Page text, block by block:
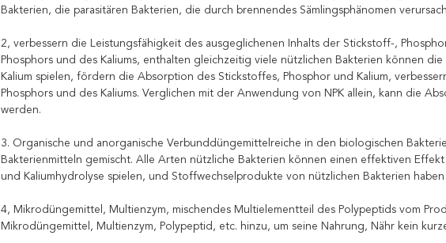
Bakterien, die parasitären Bakterien, die durch brennendes Sämlingsphänomen
2, verbessern die Leistungsfähigkeit des ausgeglichenen Inhalts der Stickstoff-,
Phosphors und des Kaliums, enthalten gleichzeitig viele nützlichen Bakterien können
Kalium spielen, fördern die Absorption des Stickstoffes, Phosphor und Kalium,
Phosphors und des Kaliums. Verglichen mit der Anwendung von NPK allein, kann die
werden.
3. Organische und anorganische Verbunddüngemittelreiche in den biologischen
Bakterienmitteln gemischt. Alle Arten nützliche Bakterien können einen effektiven
und Kaliumhydrolyse spielen, und Stoffwechselprodukte von nützlichen Bakterien
4, Mikrodüngemittel, Multienzym, mischendes Multielementteil des Polypeptids vom
Mikrodüngemittel, Multienzym, Polypeptid, etc. hinzu, um seine Nahrung, Nähr kein